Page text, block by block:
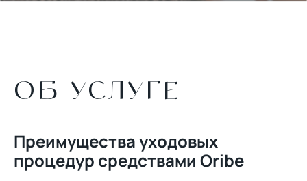
ОБ УСЛУГЕ
Преимущества уходовых
процедур средствами Oribe